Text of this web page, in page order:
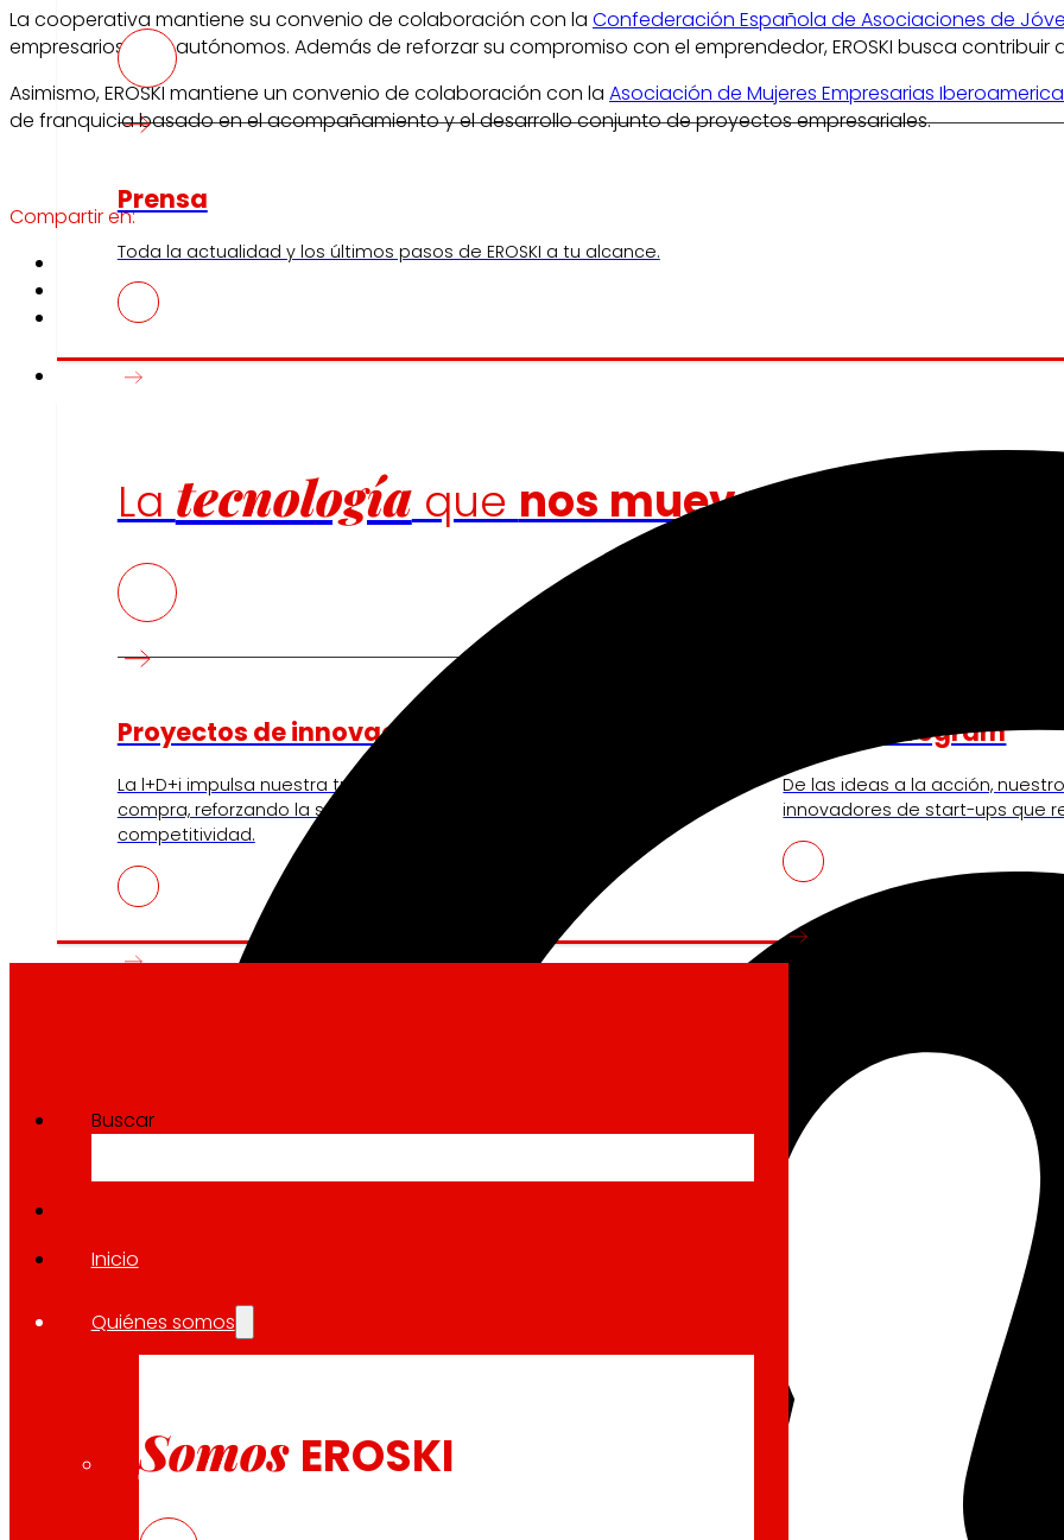
Prensa
Toda la actualidad y los últimos pasos de EROSKI a tu alcance.
Innovación
La tecnologíaque nos mueve
Proyectos de innovación
La l+D+i impulsa nuestra transformación, mejorando la experiencia de
compra, reforzando la sostenibilidad y fortaleciendo nuestra
competitividad.
Venture Program
De las ideas a la acción,
innovadores de start-ups que
Buscar
Inicio
Quiénes somos
Somos EROSKI
La cooperativa mantiene su convenio de colaboración con la Confederación Española de Asociaciones de
empresarios y los autónomos. Además de reforzar su compromiso con el emprendedor, EROSKI busca
Asimismo, EROSKI mantiene un convenio de colaboración con la Asociación de Mujeres Empresarias
de franquicia basado en el acompañamiento y el desarrollo conjunto de proyectos empresariales.
Compartir en: